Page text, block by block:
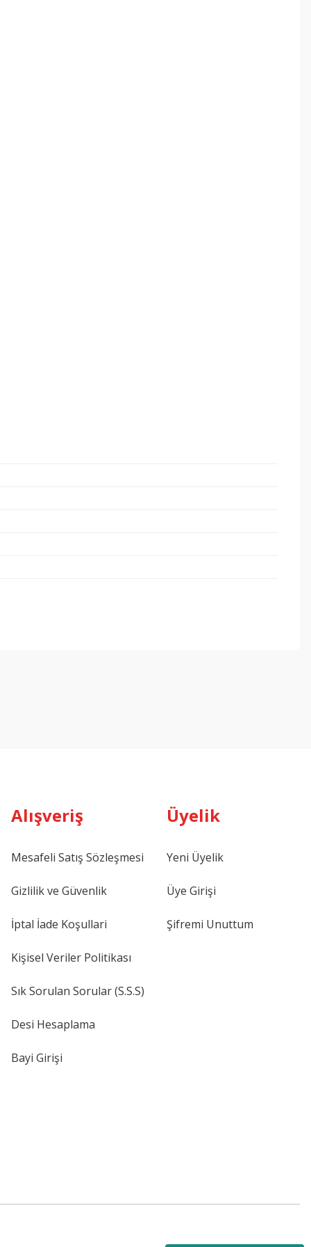
Alışveriş
Mesafeli Satış Sözleşmesi
Gizlilik ve Güvenlik
İptal İade Koşullari
Kişisel Veriler Politikası
Sık Sorulan Sorular (S.S.S)
Desi Hesaplama
Bayi Girişi
Üyelik
Yeni Üyelik
Üye Girişi
Şifremi Unuttum